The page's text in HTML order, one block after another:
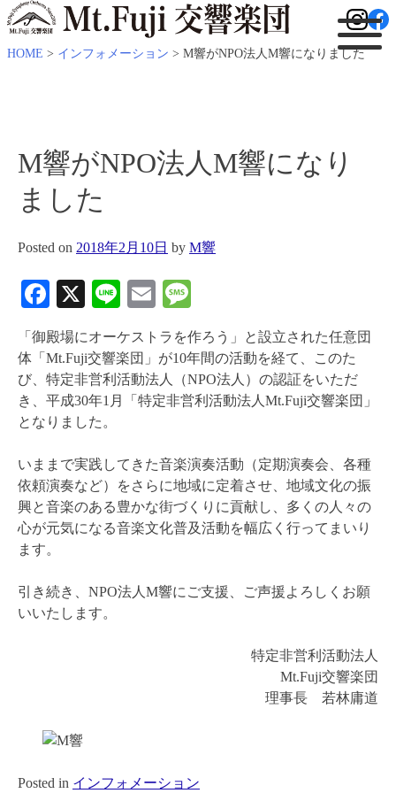
HOME > インフォメーション > M響がNPO法人M響になりました
M響がNPO法人M響になり
ました
Posted on 2018年2月10日 by M響
Facebook
X LineEmail
「御殿場にオーケストラを作ろう」と設立された任意団
体「Mt.Fuji交響楽団」が10年間の活動を経て、このた
び、特定非営利活動法人（NPO法人）の認証をいただ
き、平成30年1月「特定非営利活動法人Mt.Fuji交響楽団」
となりました。
いままで実践してきた音楽演奏活動（定期演奏会、各種
依頼演奏など）をさらに地域に定着させ、地域文化の振
興と音楽のある豊かな街づくりに貢献し、多くの人々の
心が元気になる音楽文化普及活動を幅広く行ってまいり
ます。
引き続き、NPO法人M響にご支援、ご声援よろしくお願
いいたします。
特定非営利活動法人
Mt.Fuji交響楽団
理事長 若林庸道
Posted in インフォメーション